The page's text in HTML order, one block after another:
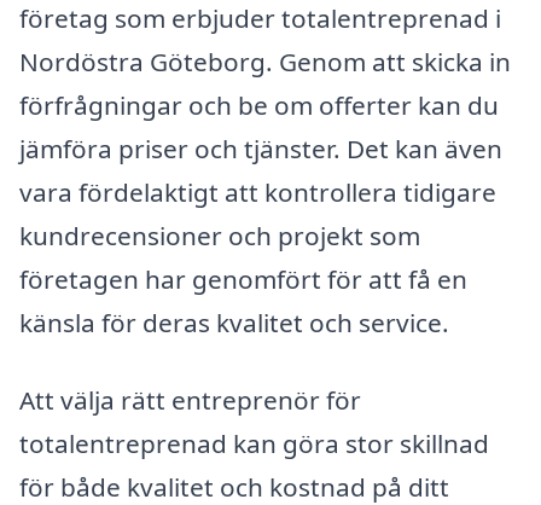
företag som erbjuder totalentreprenad i
Nordöstra Göteborg. Genom att skicka in
förfrågningar och be om offerter kan du
jämföra priser och tjänster. Det kan även
vara fördelaktigt att kontrollera tidigare
kundrecensioner och projekt som
företagen har genomfört för att få en
känsla för deras kvalitet och service.
Att välja rätt entreprenör för
totalentreprenad kan göra stor skillnad
för både kvalitet och kostnad på ditt